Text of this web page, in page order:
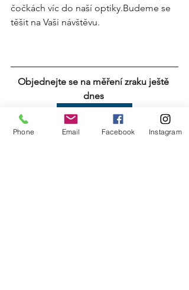
čočkách víc do naší optiky.Budeme se
těšit na Vaši návštěvu.
Objednejte se na měření zraku ještě
dnes
OBJEDNAT ZDE
Phone Email Facebook Instagram